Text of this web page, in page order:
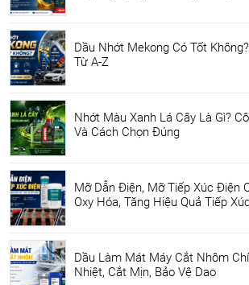
Dầu Nhớt Mekong Có Tốt
Từ A-Z
Nhớt Màu Xanh Lá Cây Là Gì?
Và Cách Chọn Đúng
Mỡ Dẫn Điện, Mỡ Tiếp Xúc Điện
Oxy Hóa, Tăng Hiệu Quả Tiếp Xúc
Dầu Làm Mát Máy Cắt Nhôm
Nhiệt, Cắt Mịn, Bảo Vệ Dao